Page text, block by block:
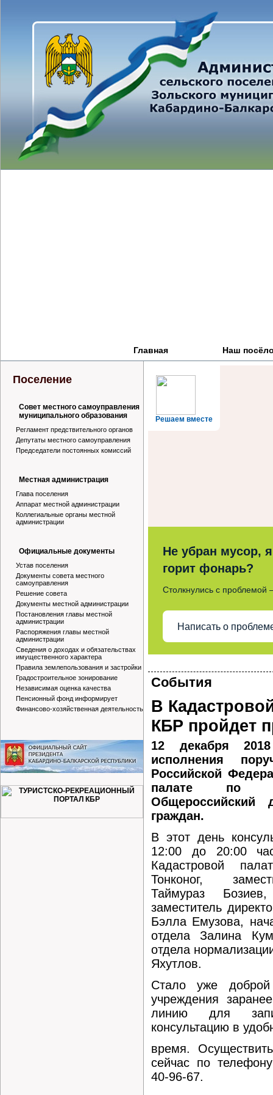
Главная Наш
Поселение
Совет местного самоуправления
муниципального образования
Регламент предствительного органов
Депутаты местного самоуправления
Председатели постоянных комиссий
Местная администрация
Глава поселения
Аппарат местной администрации
Коллегиальные органы местной
администрации
Официальные документы
Устав поселения
Документы совета местного
самоуправления
Решение совета
Документы местной администрации
Постановления главы местной
администрации
Распоряжения главы местной
администрации
Сведения о доходах и обязательствах
имущественного характера
Правила землепользования и застройки
Градостроительное зонирование
Независимая оценка качества
Пенсионный фонд информирует
Финансово-хозяйственная деятельность
Решаем вместе
Не убран мусор,
горит фонарь?
Столкнулись с
Написать о
События
В
КБР пройдет
12 декабря
исполнения
Российской
палате по
Общероссийский
граждан.
В этот день
12:00 до 20:00
Кадастровой
Тонконог,
Таймураз
заместитель
Бэлла Емузова,
отдела Залина
отдела
Яхутлов.
Стало уже
учреждения
линию для
консультацию в
время.
сейчас по
40-96-67.